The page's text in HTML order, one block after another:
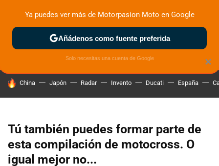
ZONA DE PRUEBAS DEPORTIVAS MOTOS ELÉCTRICAS
HOY SE HABLA DE
China Japón Radar Invento Ducati España
Tú también puedes formar parte de
esta compilación de motocross. O
igual mejor no...
×
Ya puedes ver más de Motorpasion Moto en Google
Añádenos como fuente preferida
Solo necesitas una cuenta de Google